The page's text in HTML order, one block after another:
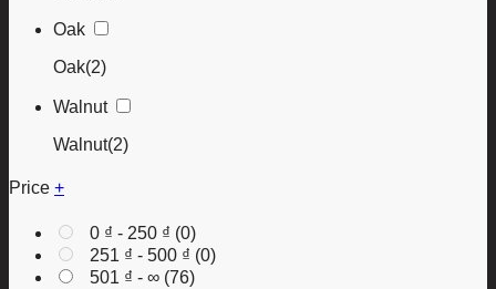
Oak
Oak(2)
Walnut
Walnut(2)
Price +
0 ₫ - 250 ₫ (0)
251 ₫ - 500 ₫ (0)
501 ₫ - ∞ (76)